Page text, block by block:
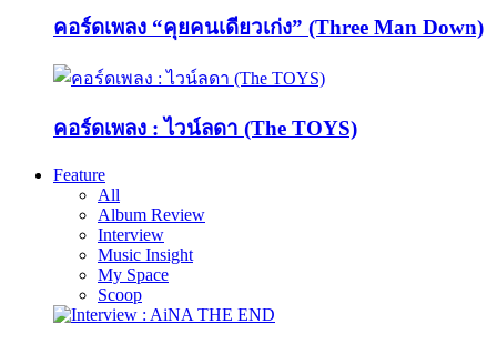
คอร์ดเพลง “คุยคนเดียวเก่ง” (Three Man Down)
คอร์ดเพลง : ไวน์ลดา (The TOYS)
Feature
All
Album Review
Interview
Music Insight
My Space
Scoop